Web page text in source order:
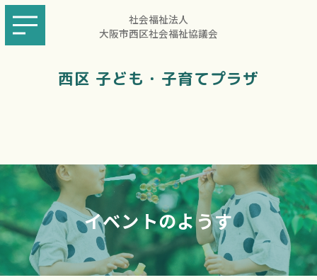
社会福祉法人
大阪市西区社会福祉協議会
西区 子ども・子育てプラザ
イベントのようす